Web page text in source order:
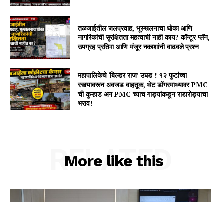
तळजाईतील जलप्रवाह, भूस्खलनाचा धोका आणि
नागरिकांची सुरक्षितता महत्वाची नाही काय? कॉन्टूर प्लॅन,
उपग्रह प्रतिमा आणि मंजूर नकाशांनी वाढवले प्रश्न
महापालिकेचे ‘बिल्डर राज’ उघड ! १२ फुटांच्या
रस्त्यावरून अवजड वाहतूक, थेट डोंगरमाथ्यावर PMC
ची कुऱ्हाड अन PMC च्याच गाड्यांकडून राडारोड्याचा
भराव!
More like this
RELATED